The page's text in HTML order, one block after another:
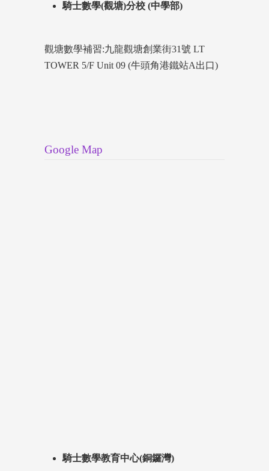
騎士數學(觀塘)分校 (中學部)
觀塘數學補習:九龍觀塘創業街31號 LT
TOWER 5/F Unit 09 (牛頭角港鐵站A出口)
Google Map
騎士數學教育中心(銅鑼灣)